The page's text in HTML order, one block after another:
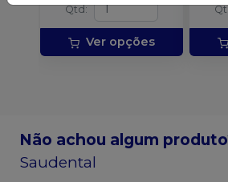
Qtd :
Ver opções
Não achou algum
Saudental